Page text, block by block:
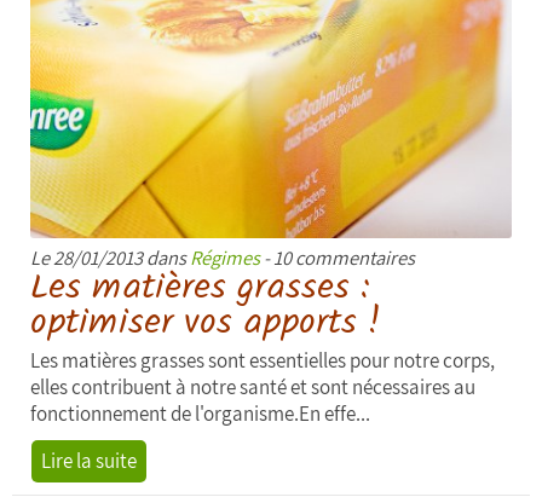
Le 28/01/2013 dansRégimes- 10 commentaires
Les matières grasses :
optimiser vos apports !
Les matières grasses sont essentielles pour notre corps,
elles contribuent à notre santé et sont nécessaires au
fonctionnement de l'organisme.En effe...
Lire la suite